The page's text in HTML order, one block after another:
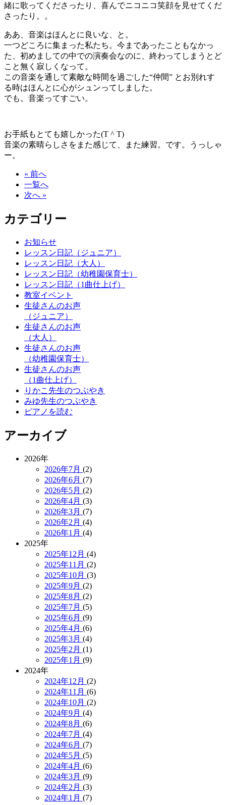
緒に歌ってくださったり、喜んでニコニコ笑顔を見せてくだ
さったり。。
ああ、音楽はほんとに良いな、と。
一つどころに集まった私たち。今まであったこともなかっ
た、初めましての中での演奏会なのに、終わってしまうとど
こと無く寂しくなって。
この音楽を通して素敵な時間を過ごした“仲間” とお別れす
る時はほんとに心がシュンってしました。
でも。音楽ってすごい。
お手紙もとても嬉しかった(T ^ T)
音楽の素晴らしさをまた感じて、また練習。です。うっしゃ
ー。
« 前へ
一覧へ
次へ »
カテゴリー
お知らせ
レッスン日記（ジュニア）
レッスン日記（大人）
レッスン日記（幼稚園保育士）
レッスン日記（1曲仕上げ）
教室イベント
生徒さんのお声
（ジュニア）
生徒さんのお声
（大人）
生徒さんのお声
（幼稚園保育士）
生徒さんのお声
（1曲仕上げ）
りかこ先生のつぶやき
みゆ先生のつぶやき
ピアノを読む
アーカイブ
2026年
2026年7月 (2)
2026年6月 (7)
2026年5月 (2)
2026年4月 (3)
2026年3月 (7)
2026年2月 (4)
2026年1月 (4)
2025年
2025年12月 (4)
2025年11月 (2)
2025年10月 (3)
2025年9月 (2)
2025年8月 (2)
2025年7月 (5)
2025年6月 (9)
2025年4月 (6)
2025年3月 (4)
2025年2月 (1)
2025年1月 (9)
2024年
2024年12月 (2)
2024年11月 (6)
2024年10月 (2)
2024年9月 (4)
2024年8月 (6)
2024年7月 (4)
2024年6月 (7)
2024年5月 (5)
2024年4月 (6)
2024年3月 (9)
2024年2月 (3)
2024年1月 (7)